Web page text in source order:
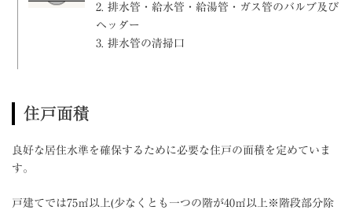
2. 排水管・給水管・給湯管・ガス管のバルブ及び
ヘッダー
3. 排水管の清掃口
住戸面積
良好な居住水準を確保するために必要な住戸の面積を定めていま
す。
戸建てでは75㎡以上(少なくとも一つの階が40㎡以上※階段部分除